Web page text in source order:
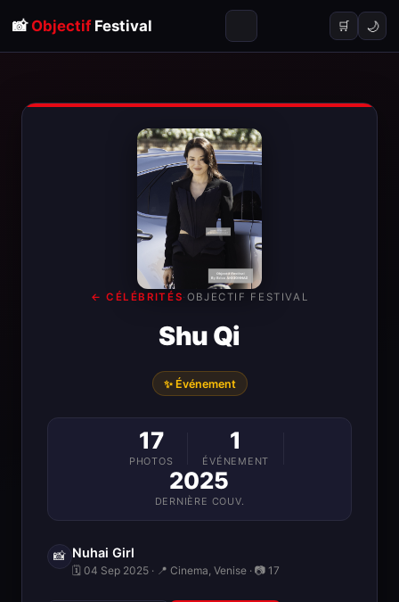
📸 ObjectifFestival 🛒 🌙
← CÉLÉBRITÉS· OBJECTIF FESTIVAL
Shu Qi
✨ Événement
17
PHOTOS
1
ÉVÉNEMENT
2025
DERNIÈRE COUV.
📸 Nuhai Girl
🗓 04 Sep 2025 · 📍 Cinema, Venise · 📷 17